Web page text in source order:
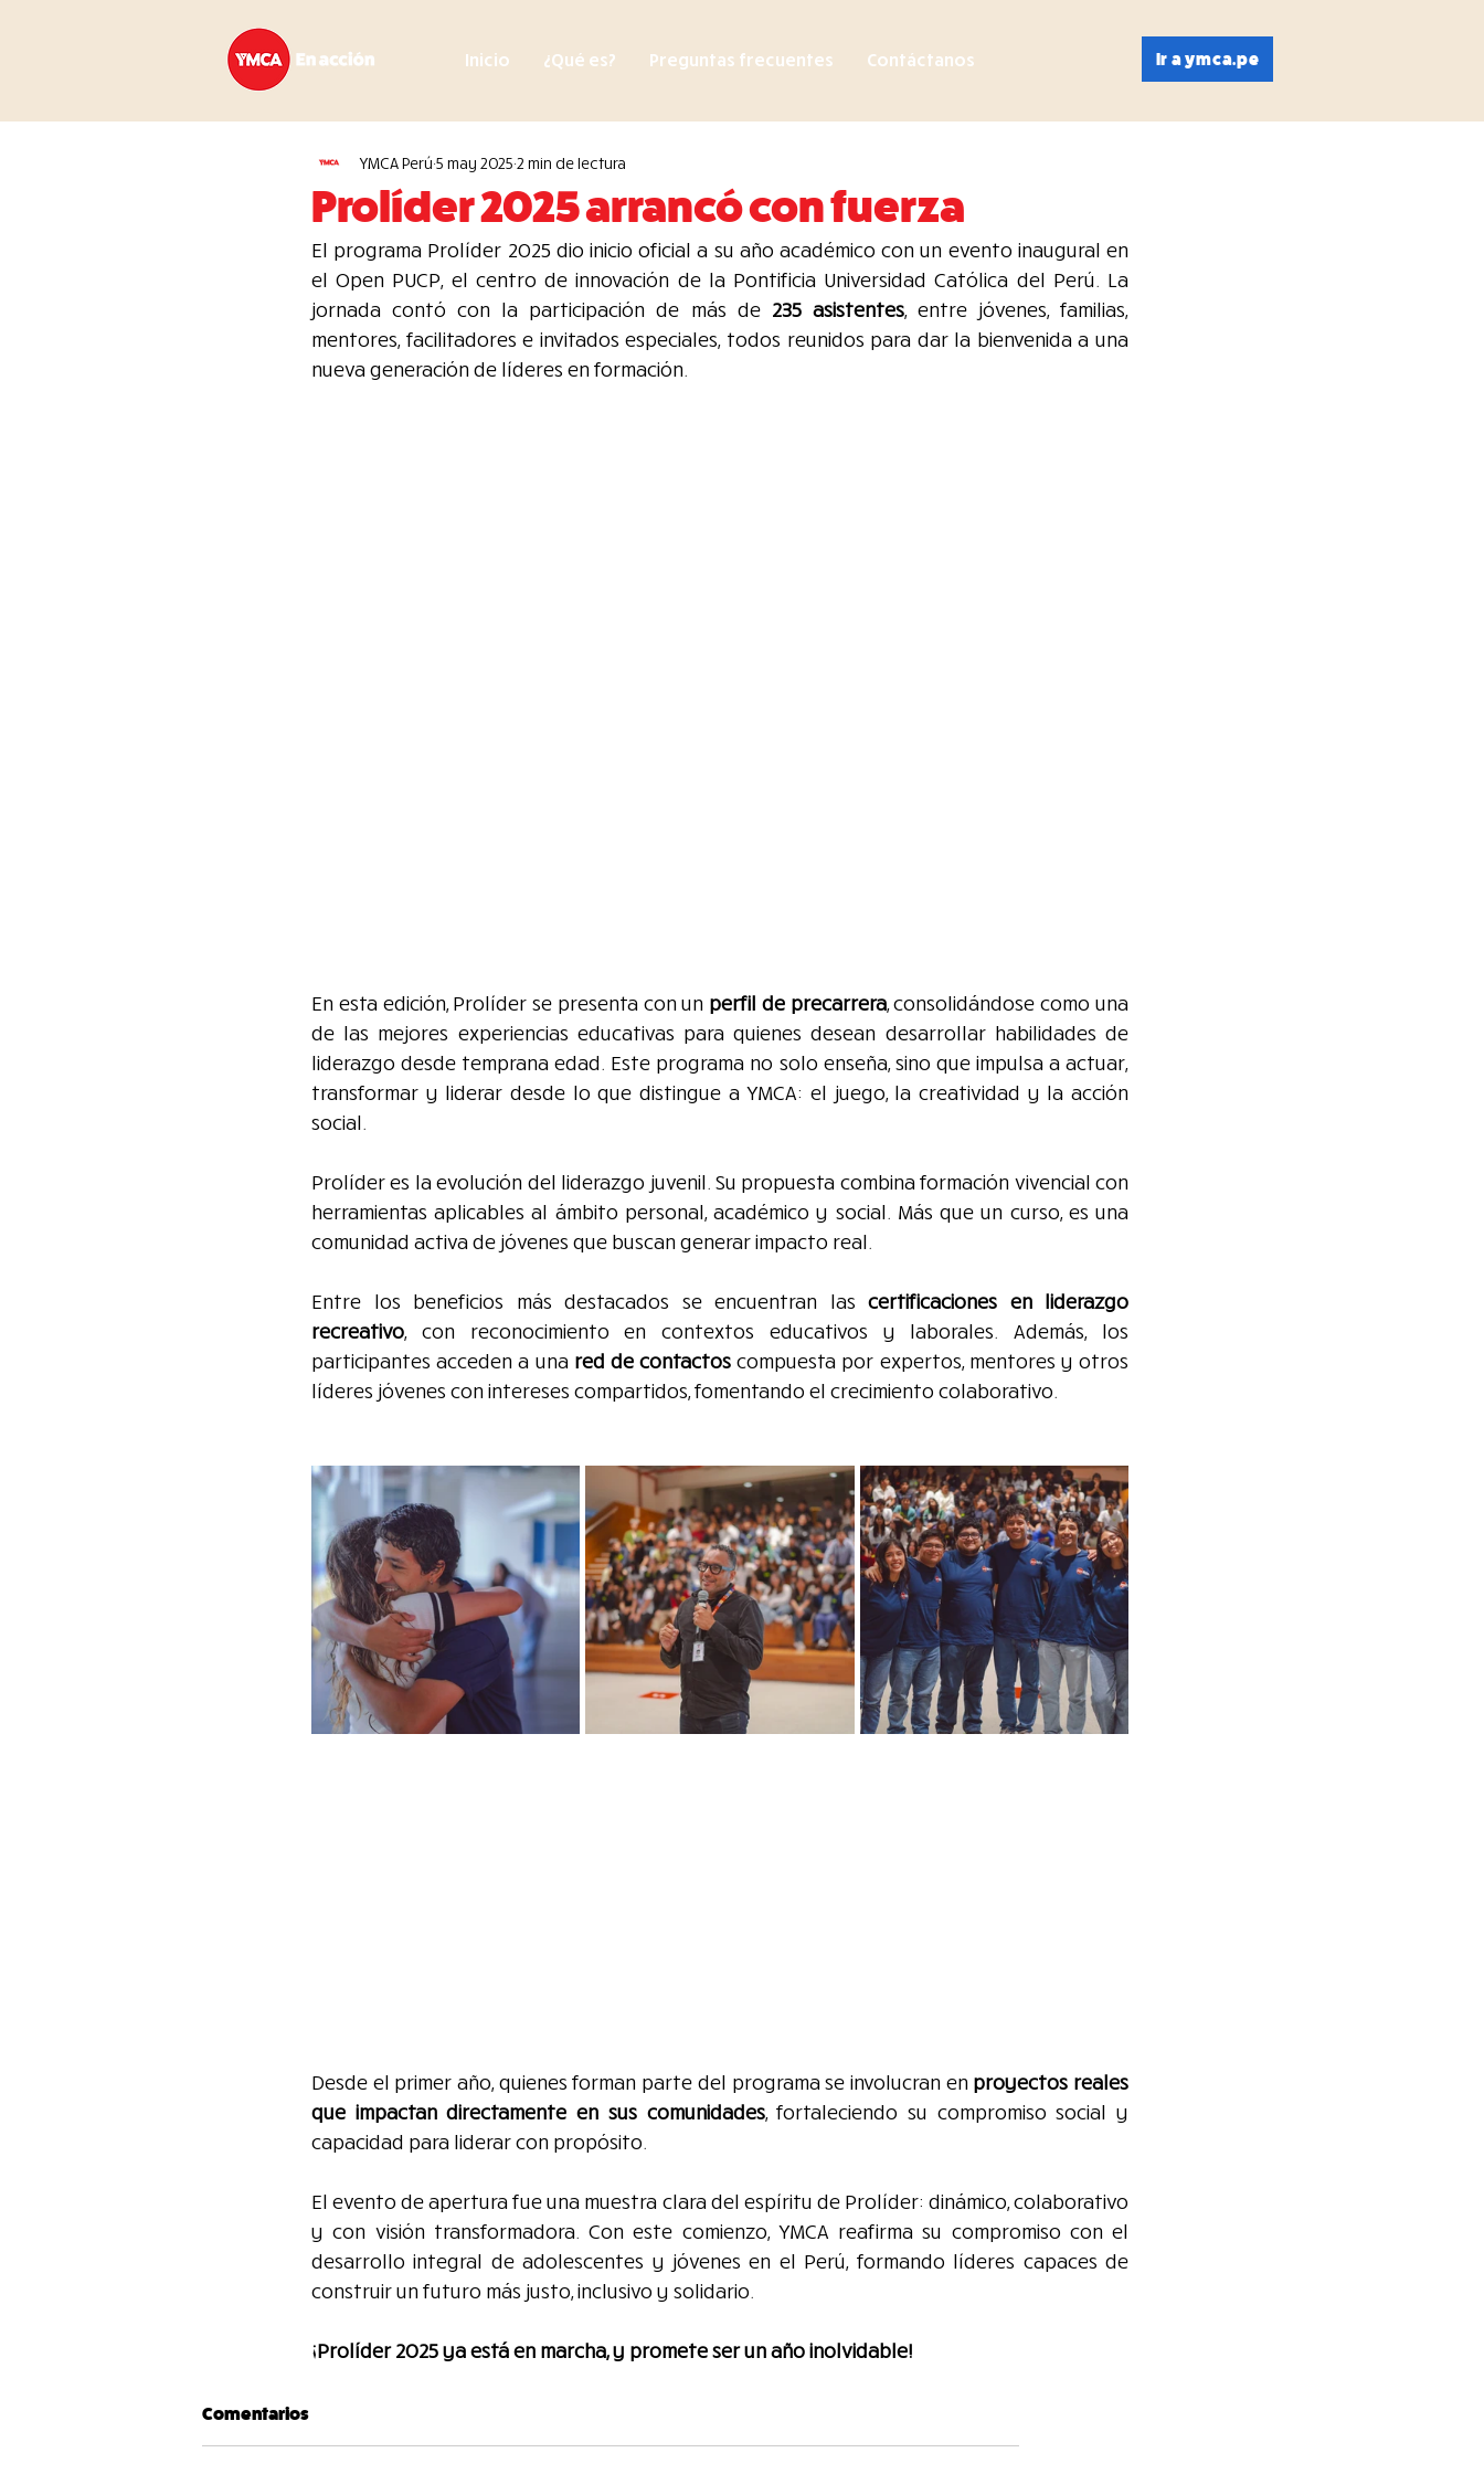
Inicio ¿Qué es? Preguntas frecuentes Contáctanos Ir a ymca.pe
Prolíder 2025 arrancó con fuerza
YMCA Perú 5 may 2025 2 min de lectura
El programa Prolíder 2025 dio inicio oficial a su año académico con un evento inaugural en
el Open PUCP, el centro de innovación de la Pontificia Universidad Católica del Perú. La
jornada contó con la participación de más de 235 asistentes, entre jóvenes, familias,
mentores, facilitadores e invitados especiales, todos reunidos para dar la bienvenida a una
nueva generación de líderes en formación.
En esta edición, Prolíder se presenta con un perfil de precarrera, consolidándose como una
de las mejores experiencias educativas para quienes desean desarrollar habilidades de
liderazgo desde temprana edad. Este programa no solo enseña, sino que impulsa a actuar,
transformar y liderar desde lo que distingue a YMCA: el juego, la creatividad y la acción
social.
Prolíder es la evolución del liderazgo juvenil. Su propuesta combina formación vivencial con
herramientas aplicables al ámbito personal, académico y social. Más que un curso, es una
comunidad activa de jóvenes que buscan generar impacto real.
Entre los beneficios más destacados se encuentran las certificaciones en liderazgo
recreativo, con reconocimiento en contextos educativos y laborales. Además, los
participantes acceden a una red de contactos compuesta por expertos, mentores y otros
líderes jóvenes con intereses compartidos, fomentando el crecimiento colaborativo.
Desde el primer año, quienes forman parte del programa se involucran en proyectos reales
que impactan directamente en sus comunidades, fortaleciendo su compromiso social y
capacidad para liderar con propósito.
El evento de apertura fue una muestra clara del espíritu de Prolíder: dinámico, colaborativo
y con visión transformadora. Con este comienzo, YMCA reafirma su compromiso con el
desarrollo integral de adolescentes y jóvenes en el Perú, formando líderes capaces de
construir un futuro más justo, inclusivo y solidario.
¡Prolíder 2025 ya está en marcha, y promete ser un año inolvidable!
Comentarios